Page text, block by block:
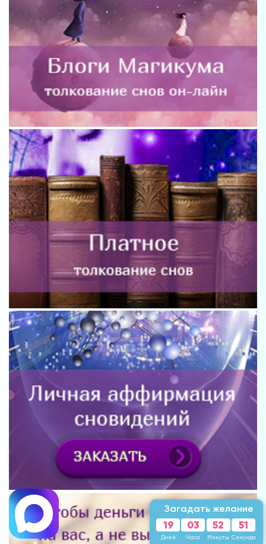
Загадать желание
19
Дней
03
Часа
52
Минуты
47
Секунд